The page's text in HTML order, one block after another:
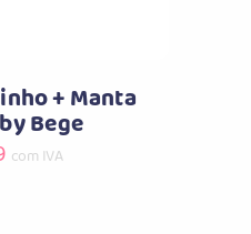
+ Manta
Bege
com IVA